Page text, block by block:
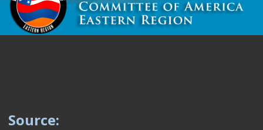
Source: